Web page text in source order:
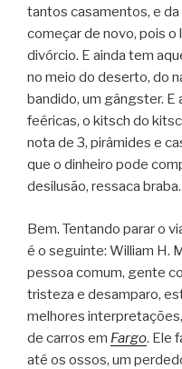
tantos casamentos, e
começar de novo, pois o
divórcio. E ainda tem
no meio do deserto, do
bandido, um gângster. E
feéricas, o kitsch do
nota de 3, pirâmides e
que o dinheiro pode
desilusão, ressaca braba.
Bem. Tentando parar o
é o seguinte: William H.
pessoa comum, gente
tristeza e desamparo,
melhores
de carros em Fargo. Ele
até os ossos, um